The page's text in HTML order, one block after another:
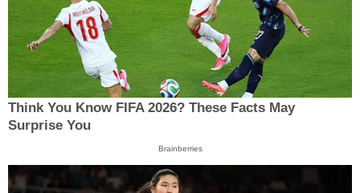
Think You Know FIFA 2026? These Facts May
Surprise You
Brainberries